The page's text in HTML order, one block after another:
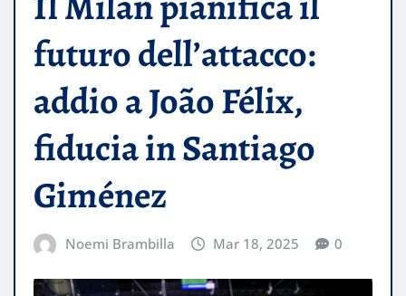
futuro dell’attacco:
addio a João Félix,
fiducia in Santiago
Giménez
Noemi Brambilla Mar 18, 2025 0